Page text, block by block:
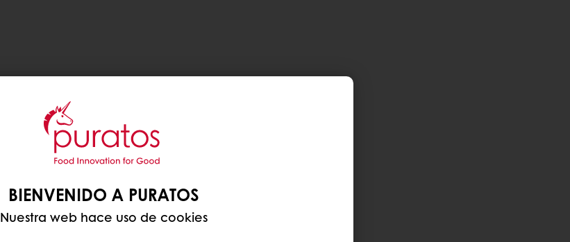
BIENVENIDO A PURATOS
Nuestra web hace uso de cookies